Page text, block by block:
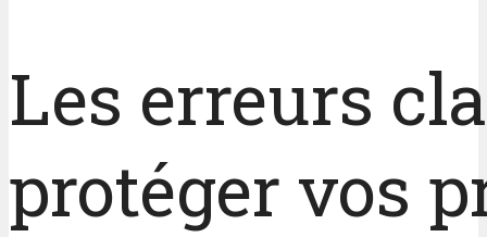
Les erreurs
protéger vos